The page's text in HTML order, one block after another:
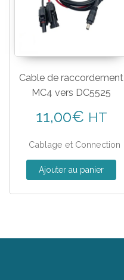
Cable de raccordement
MC4 vers DC5525
11,00€ HT
Cablage et Connection
Ajouter au panier